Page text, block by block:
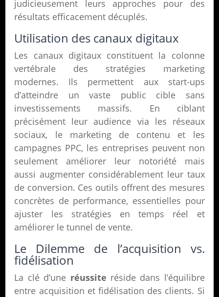
judicieusement leurs approches pour des
résultats efficacement décuplés.
Utilisation des canaux digitaux
Les canaux digitaux constituent la colonne
vertébrale des stratégies marketing
modernes. Ils permettent aux start-ups
d’atteindre un vaste public cible sans
investissements massifs. En ciblant
précisément leur audience via les réseaux
sociaux, le marketing de contenu et les
campagnes PPC, les entreprises peuvent non
seulement améliorer leur notoriété mais
aussi augmenter considérablement leur taux
de conversion. Ces outils offrent des mesures
concrètes de performance, essentielles pour
ajuster les stratégies en temps réel et
améliorer le tunnel de vente.
Le Dilemme de l’acquisition vs.
fidélisation
La clé d’une réussite réside dans l’équilibre
entre acquisition et fidélisation des clients. Si